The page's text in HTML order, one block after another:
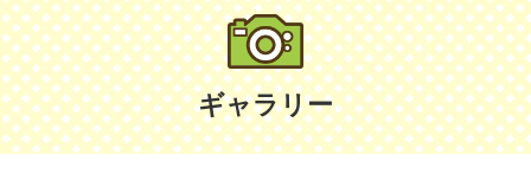
ギャラリー